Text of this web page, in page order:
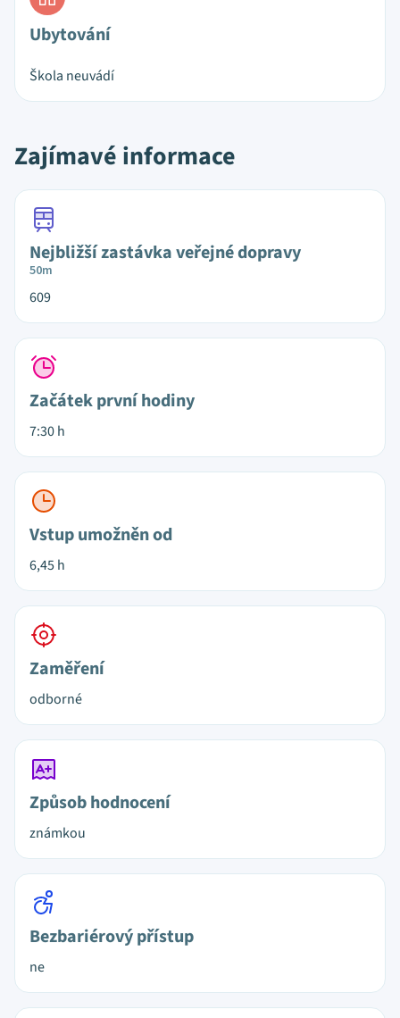
Ubytování
Škola neuvádí
Zajímavé informace
Nejbližší zastávka veřejné dopravy
50m
609
Začátek první hodiny
7:30 h
Vstup umožněn od
6,45 h
Zaměření
odborné
Způsob hodnocení
známkou
Bezbariérový přístup
ne